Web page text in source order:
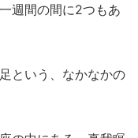
週間の間に2つもあ
という、なかなかの